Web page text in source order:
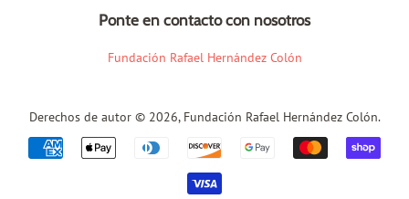
Ponte en contacto con nosotros
Fundación Rafael Hernández Colón
Derechos de autor © 2026, Fundación Rafael Hernández Colón.
Métodos
de